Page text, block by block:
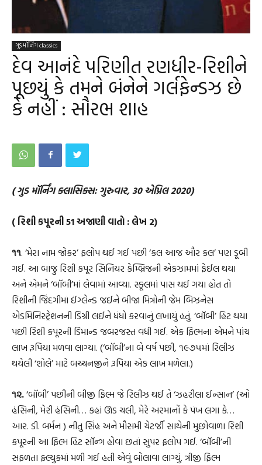
ગુડ મૉર્નિંગ classics
દેવ આનંદે પરિણીત રણધીર-રિશીને
પૂછયું કે તમને બંનેને ગર્લફેન્ડઝ છે
કે નહીં : સૌરભ શાહ
( ગુડ મૉર્નિંગ ક્લાસિક્સ: ગુરુવાર, 30 એપ્રિલ 2020)
( રિશી કપૂરની 51 અજાણી વાતો : લેખ 2)
૧૧. ‘મેરા નામ જોકર’ ફલોપ થઈ ગઈ પછી ‘કલ આજ ઔર કલ’ પણ ડૂબી
ગઈ. આ બાજુ રિશી કપૂર સિનિયર કેમ્બ્રિજની એકઝામમાં ફેઈલ થયા
અને એમને ‘બૉબી’માં લેવામાં આવ્યા. સ્કૂલમાં પાસ થઈ ગયા હોત તો
રિશીની જિંદગીમાં ઈંગ્લેન્ડ જઈને બીજા મિત્રોની જેમ બિઝનેસ
એડમિનિસ્ટ્રેશનની ડિગ્રી લઈને ધંધો કરવાનું લખાયું હતું. ‘બૉબી’ હિટ થયા
પછી રિશી કપૂરની ડિમાન્ડ જબરજસ્ત વધી ગઈ. એક ફિલ્મના એમને પાંચ
લાખ રૂપિયા મળવા લાગ્યા. (‘બૉબી’ના બે વર્ષ પછી, ૧૯૭૫માં રિલીઝ
થયેલી ‘શોલે’ માટે બચ્ચનજીને રૂપિયા એક લાખ મળેલા.)
૧૨.‘બૉબી’ પછીની બીજી ફિલ્મ જે રિલીઝ થઈ તે ‘ઝહરીલા ઈન્સાન’ (ઓ
હંસિની, મેરી હંસિની… કહાં ઊડ ચલી, મેરે અરમાનોં કે પંખ લગા કે…
આર. ડી. બર્મન ) નીતુ સિંહ અને મૌસમી ચેટર્જી સાથેની મુછોવાળા રિશી
કપૂરની આ ફિલ્મ હિટ સૉન્ગ હોવા છતાં સુપર ફ્લોપ ગઈ. ‘બૉબી’ની
સફળતા ફ્લ્યુકમાં મળી ગઈ હતી એવું બોલાવા લાગ્યું. ત્રીજી ફિલ્મ